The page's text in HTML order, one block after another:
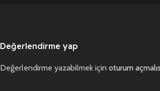
Değerlendirme yap
Değerlendirme yazabilmek için oturum